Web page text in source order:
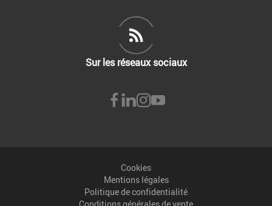
Sur les réseaux sociaux
Cookies
Mentions légales
Politique de confidentialité